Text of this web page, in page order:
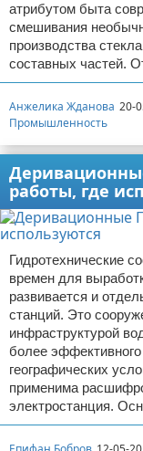
атрибутом быта
смешивания
производства
составных частей.
Анжелика Жданова 20-
Промышленность
работы, где
Гидротехнические
времен для
развивается и
станций. Это
инфраструктурой
более
географических
применима
электростанция.